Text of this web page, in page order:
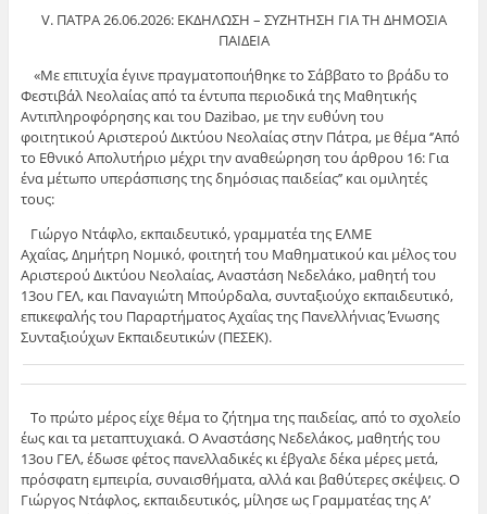
V. ΠΑΤΡΑ 26.06.2026: ΕΚΔΗΛΩΣΗ – ΣΥΖΗΤΗΣΗ ΓΙΑ ΤΗ ΔΗΜΟΣΙΑ
ΠΑΙΔΕΙΑ
«Με επιτυχία έγινε πραγματοποιήθηκε το Σάββατο το βράδυ το
Φεστιβάλ Νεολαίας από τα έντυπα περιοδικά της Μαθητικής
Αντιπληροφόρησης και του Dazibao, με την ευθύνη του
φοιτητικού Αριστερού Δικτύου Νεολαίας στην Πάτρα, με θέμα ‘’Από
το Εθνικό Απολυτήριο μέχρι την αναθεώρηση του άρθρου 16: Για
ένα μέτωπο υπεράσπισης της δημόσιας παιδείας’’ και ομιλητές
τους:
Γιώργο Ντάφλο, εκπαιδευτικό, γραμματέα της ΕΛΜΕ
Αχαΐας, Δημήτρη Νομικό, φοιτητή του Μαθηματικού και μέλος του
Αριστερού Δικτύου Νεολαίας, Αναστάση Νεδελάκο, μαθητή του
13ου ΓΕΛ, και Παναγιώτη Μπούρδαλα, συνταξιούχο εκπαιδευτικό,
επικεφαλής του Παραρτήματος Αχαΐας της Πανελλήνιας Ένωσης
Συνταξιούχων Εκπαιδευτικών (ΠΕΣΕΚ).
Το πρώτο μέρος είχε θέμα το ζήτημα της παιδείας, από το σχολείο
έως και τα μεταπτυχιακά. Ο Αναστάσης Νεδελάκος, μαθητής του
13ου ΓΕΛ, έδωσε φέτος πανελλαδικές κι έβγαλε δέκα μέρες μετά,
πρόσφατη εμπειρία, συναισθήματα, αλλά και βαθύτερες σκέψεις. Ο
Γιώργος Ντάφλος, εκπαιδευτικός, μίλησε ως Γραμματέας της Α’